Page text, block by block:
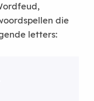
die
letters: